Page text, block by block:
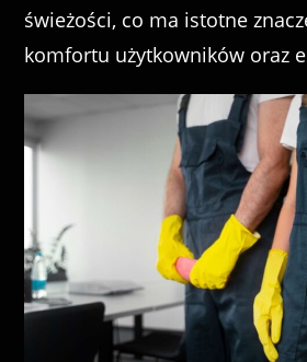
świeżości, co ma istotne
komfortu użytkowników oraz